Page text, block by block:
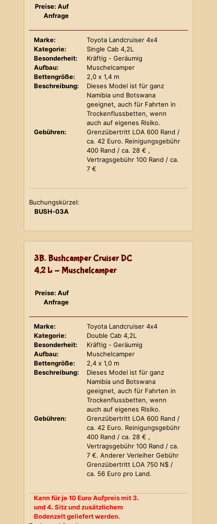
Preise: Auf
Anfrage
Marke:
Toyota Landcruiser 4x4
Kategorie:
Single Cab 4,2L
Besonderheit:
Kräftig - Geräumig
Aufbau:
Muschelcamper
Bettengröße:
2,0 x 1,4 m
Beschreibung:
Dieses Model ist für ganz
Namibia und Botswana
geeignet, auch für Fahrten in
Trockenflussbetten, wenn
auch auf eigenes Risiko.
Gebühren:
Grenzübertritt LOA 600 Rand /
ca. 42 Euro. Reinigungsgebühr
400 Rand / ca. 28 € ,
Vertragsgebühr 100 Rand / ca.
7 €
Buchungskürzel:
BUSH-03A
3B. Bushcamper Cruiser DC
4,2 L - Muschelcamper
Preise: Auf
Anfrage
Marke:
Toyota Landcruiser 4x4
Kategorie:
Double Cab 4,2L
Besonderheit:
Kräftig - Geräumig
Aufbau:
Muschelcamper
Bettengröße:
2,4 x 1,0 m
Beschreibung:
Dieses Model ist für ganz
Namibia und Botswana
geeignet, auch für Fahrten in
Trockenflussbetten, wenn
auch auf eigenes Risiko.
Gebühren:
Grenzübertritt LOA 600 Rand /
ca. 42 Euro. Reinigungsgebühr
400 Rand / ca. 28 € ,
Vertragsgebühr 100 Rand / ca.
7 €. Anderer Verleiher Gebühr
Grenzübertritt LOA 750 N$ /
ca. 56 Euro pro Land.
Kann für je 10 Euro Aufpreis mit 3.
und 4. Sitz und zusätzlichem
Bodenzelt geliefert werden.